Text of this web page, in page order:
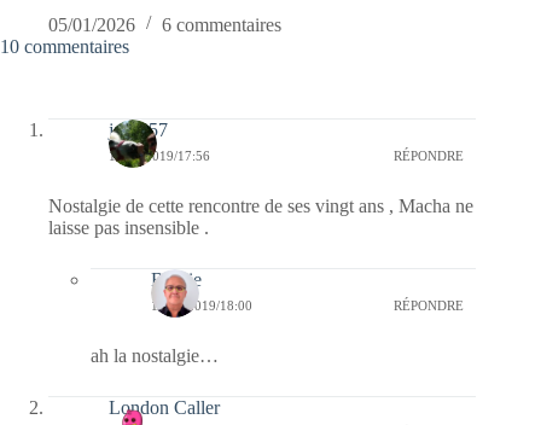
05/01/2026
6 commentaires
10 commentaires
jazzy57
12/05/2019/17:56 RÉPONDRE
Nostalgie de cette rencontre de ses vingt ans , Macha ne
laisse pas insensible .
Bernie
12/05/2019/18:00 RÉPONDRE
ah la nostalgie…
London Caller